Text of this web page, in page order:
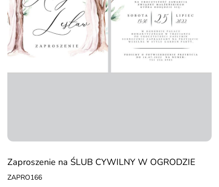
Zaproszenie na ŚLUB CYWILNY W OGRODZIE
ZAPRO166